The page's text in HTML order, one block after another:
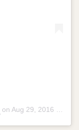
on Aug 29, 2016 at 8:06pm PDT